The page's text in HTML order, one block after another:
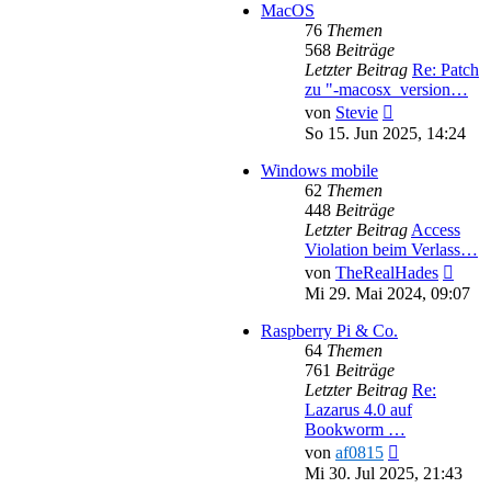
MacOS
76 Themen
568 Beiträge
Letzter Beitrag Re: Patch
zu "-macosx_version…
von Stevie
Beitrag
So 15. Jun 2025, 14:24
Windows mobile
62 Themen
448 Beiträge
Letzter BeitragAccess
Violation beim Verlass…
von TheRealHades
Mi 29. Mai 2024, 09:07
Raspberry Pi & Co.
64 Themen
761 Beiträge
Letzter Beitrag Re:
Lazarus 4.0 auf
Bookworm …
von af0815
Beitrag
Mi 30. Jul 2025, 21:43